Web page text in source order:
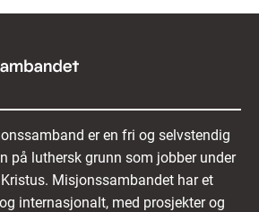
er en fri og selvstendig
på luthersk grunn som jobber under
Misjonssambandet har et
internasjonalt, med prosjekter og